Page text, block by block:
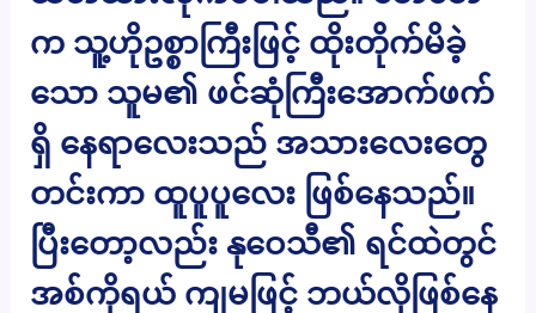
က သူ့ဟိုဥစ္စာကြီးဖြင့် ထိုးတိုက်မိခဲ့
သော သူမ၏ ဖင်ဆုံကြီးအောက်ဖက်
ရှိ နေရာလေးသည် အသားလေးတွေ
တင်းကာ ထူပူပူလေး ဖြစ်နေသည်။
ပြီးတော့လည်း နုဝေသီ၏ ရင်ထဲတွင်
အစ်ကိုရယ် ကျမဖြင့် ဘယ်လိုဖြစ်နေ